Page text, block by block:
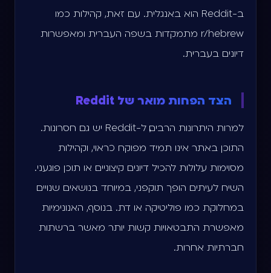
ב-Reddit הוא באנגלית. עם זאת, קהילות כמו
r/hebrew מתמקדות בשפה העברית ומאפשרות
דיונים בעברית.
הצד הפחות מואר של Reddit
למרות היתרונות הרבים, ל-Reddit יש גם חסרונות.
התוכן באתר אינו תמיד מפוקח כראוי, וקהילות
מסוימות עלולות להכיל דיונים קיצוניים או תוכן פוגעני.
השיח לעיתים הופך תוקפני, במיוחד בנושאים שנויים
במחלוקת כמו פוליטיקה או דת. בנוסף, האנונימיות
מאפשרת התבטאויות קשות יותר מאשר ברשתות
חברתיות אחרות.